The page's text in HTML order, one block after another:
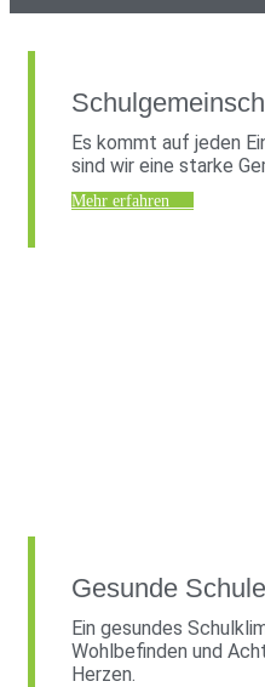
Es kommt auf jeden
sind wir eine starke
Mehr erfahren
Gesunde Schule
Ein gesundes
Wohlbefinden und
Herzen.